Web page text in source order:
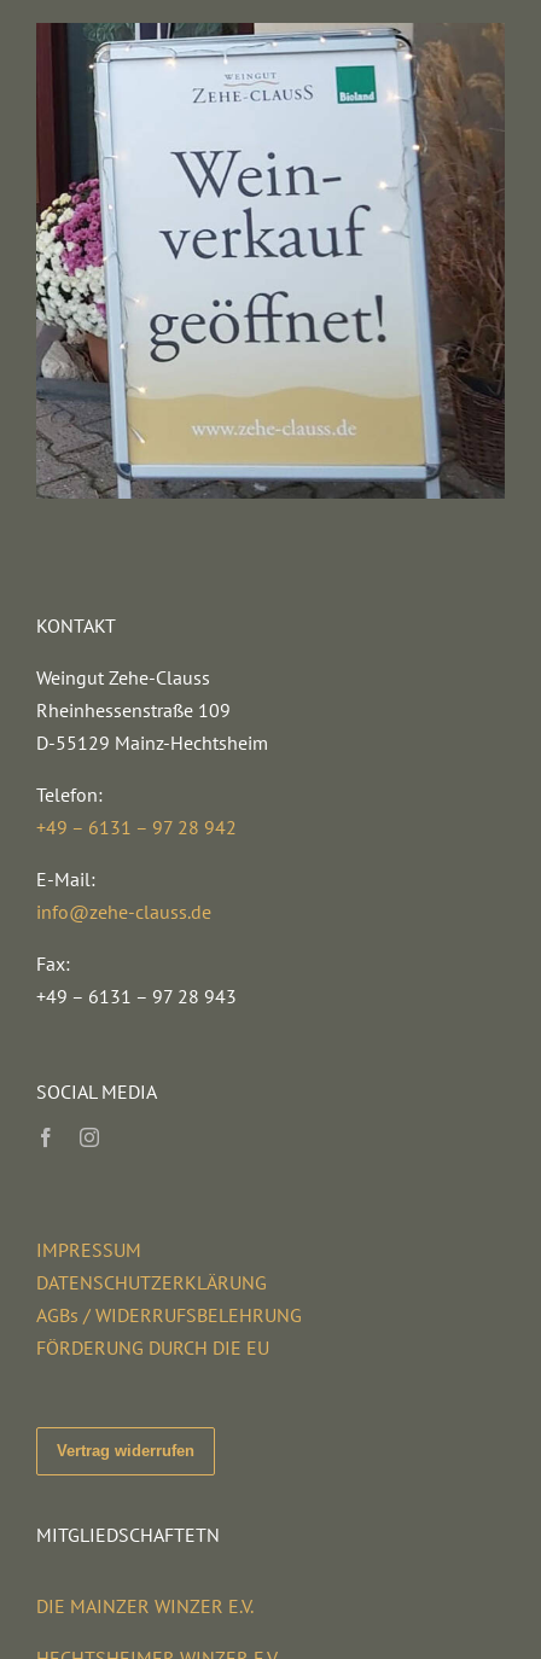
KONTAKT
Weingut Zehe-Clauss
Rheinhessenstraße 109
D-55129 Mainz-Hechtsheim
Telefon:
+49 – 6131 – 97 28 942
E-Mail:
info@zehe-clauss.de
Fax:
+49 – 6131 – 97 28 943
SOCIAL MEDIA
IMPRESSUM
DATENSCHUTZERKLÄRUNG
AGBs / WIDERRUFSBELEHRUNG
FÖRDERUNG DURCH DIE EU
Vertrag widerrufen
MITGLIEDSCHAFTETN
DIE MAINZER WINZER E.V.